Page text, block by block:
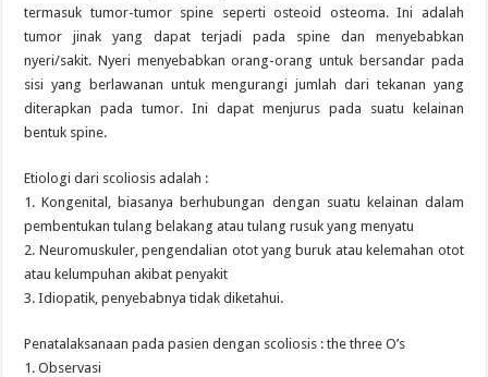
termasuk tumor-tumor spine seperti osteoid osteoma. Ini adalah
tumor jinak yang dapat terjadi pada spine dan menyebabkan
nyeri/sakit. Nyeri menyebabkan orang-orang untuk bersandar pada
sisi yang berlawanan untuk mengurangi jumlah dari tekanan yang
diterapkan pada tumor. Ini dapat menjurus pada suatu kelainan
bentuk spine.
Etiologi dari scoliosis adalah :
1. Kongenital, biasanya berhubungan dengan suatu kelainan dalam
pembentukan tulang belakang atau tulang rusuk yang menyatu
2. Neuromuskuler, pengendalian otot yang buruk atau kelemahan otot
atau kelumpuhan akibat penyakit
3. Idiopatik, penyebabnya tidak diketahui.
Penatalaksanaan pada pasien dengan scoliosis : the three O’s
1. Observasi